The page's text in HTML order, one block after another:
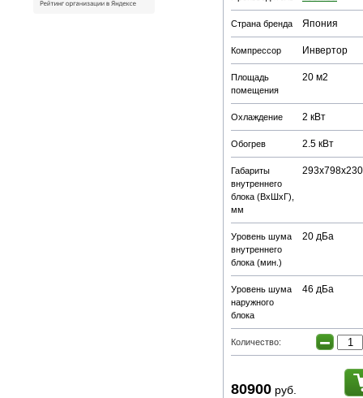
Страна бренда Япония
Компрессор Инвертор
Площадь
помещения
20 м2
Охлаждение 2 кВт
Обогрев 2.5 кВт
Габариты
внутреннего
блока (ВхШхГ),
мм
293х798х230
Уровень шума
внутреннего
блока (мин.)
20 дБа
Уровень шума
наружного
блока
46 дБа
Количество: −
80900 руб.